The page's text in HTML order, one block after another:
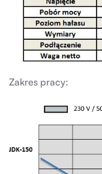
Zakres pracy: